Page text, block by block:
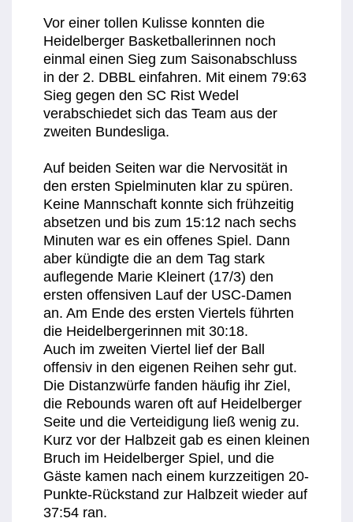
Vor einer tollen Kulisse konnten die
Heidelberger Basketballerinnen noch
einmal einen Sieg zum Saisonabschluss
in der 2. DBBL einfahren. Mit einem 79:63
Sieg gegen den SC Rist Wedel
verabschiedet sich das Team aus der
zweiten Bundesliga.
Auf beiden Seiten war die Nervosität in
den ersten Spielminuten klar zu spüren.
Keine Mannschaft konnte sich frühzeitig
absetzen und bis zum 15:12 nach sechs
Minuten war es ein offenes Spiel. Dann
aber kündigte die an dem Tag stark
auflegende Marie Kleinert (17/3) den
ersten offensiven Lauf der USC-Damen
an. Am Ende des ersten Viertels führten
die Heidelbergerinnen mit 30:18.
Auch im zweiten Viertel lief der Ball
offensiv in den eigenen Reihen sehr gut.
Die Distanzwürfe fanden häufig ihr Ziel,
die Rebounds waren oft auf Heidelberger
Seite und die Verteidigung ließ wenig zu.
Kurz vor der Halbzeit gab es einen kleinen
Bruch im Heidelberger Spiel, und die
Gäste kamen nach einem kurzzeitigen 20-
Punkte-Rückstand zur Halbzeit wieder auf
37:54 ran.